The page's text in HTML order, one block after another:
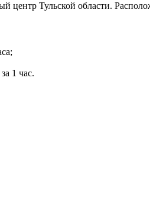
центр Тульской области.
1 час.